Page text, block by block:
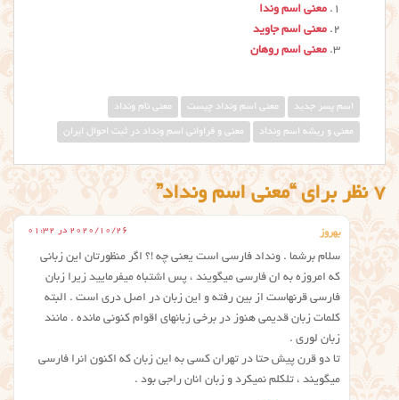
معنی اسم وندا
معنی اسم جاوید
معنی اسم روهان
اسم پسر جدید معني اسم ونداد چيست معنی نام ونداد
معنی و ریشه اسم ونداد معنی و فراوانی اسم ونداد در ثبت احوال ایران
7 نظر برای “معنی اسم ونداد”
بهروز 2020/10/26 در 01:32
سلام برشما . ونداد فارسی است یعنی چه !؟ اگر منظورتان این زبانی
که امروزه به ان فارسی میگویند ، پس اشتباه میفرمایید زیرا زبان
فارسی قرنهاست از بین رفته و این زبان در اصل دری است . البته
کلمات زبان قدیمی هنوز در برخی زبانهای اقوام کنونی مانده . مانند
زبان لوری .
تا دو قرن پیش حتا در تهران کسی به این زبان که اکنون انرا فارسی
میگویند ، تلکلم نمیکرد و زبان انان راجی بود .